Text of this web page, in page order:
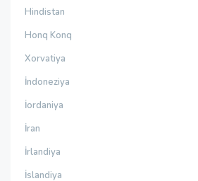
Hindistan
Honq Konq
Xorvatiya
İndoneziya
İordaniya
İran
İrlandiya
İslandiya